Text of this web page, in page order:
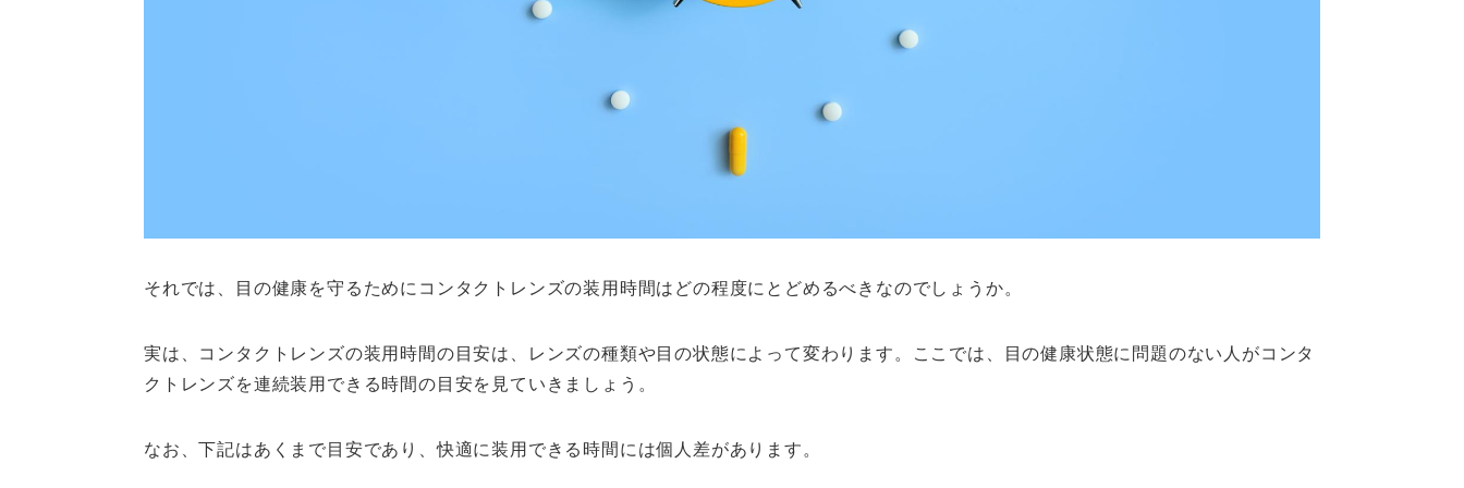
それでは、目の健康を守るためにコンタクトレンズの装用時間はどの程度にとどめるべきなのでしょうか。
実は、コンタクトレンズの装用時間の目安は、レンズの種類や目の状態によって変わります。ここでは、目の健康状態に問題のない人がコンタ
クトレンズを連続装用できる時間の目安を見ていきましょう。
なお、下記はあくまで目安であり、快適に装用できる時間には個人差があります。